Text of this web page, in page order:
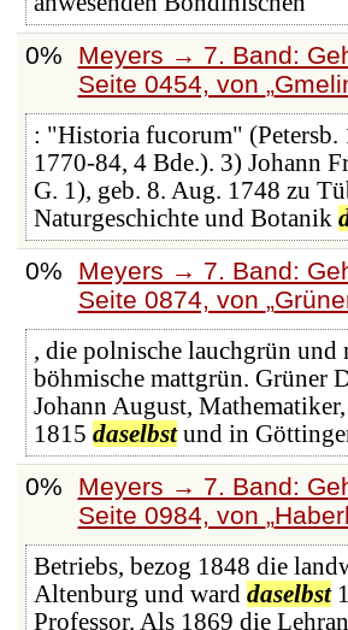
0%
Meyers → 7. Band:
Seite 0454, von
: "Historia fucorum" (Petersb.
1770-84, 4 Bde.). 3) Johann
G. 1), geb. 8. Aug. 1748 zu
Naturgeschichte und Botanik
0%
Meyers → 7. Band:
Seite 0874, von
, die polnische lauchgrün
böhmische mattgrün. Grüner
Johann August,
1815 daselbstund in
0%
Meyers → 7. Band:
Seite 0984, von
Betriebs, bezog 1848 die
Altenburg und ward daselbst
Professor. Als 1869 die